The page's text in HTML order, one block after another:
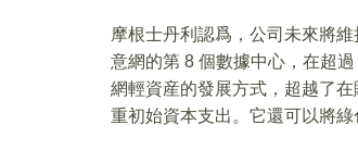
摩根士丹利認爲，公司未來將
意網的第 8 個數據中心，在超
網輕資産的發展方式，超越了
重初始資本支出。它還可以將